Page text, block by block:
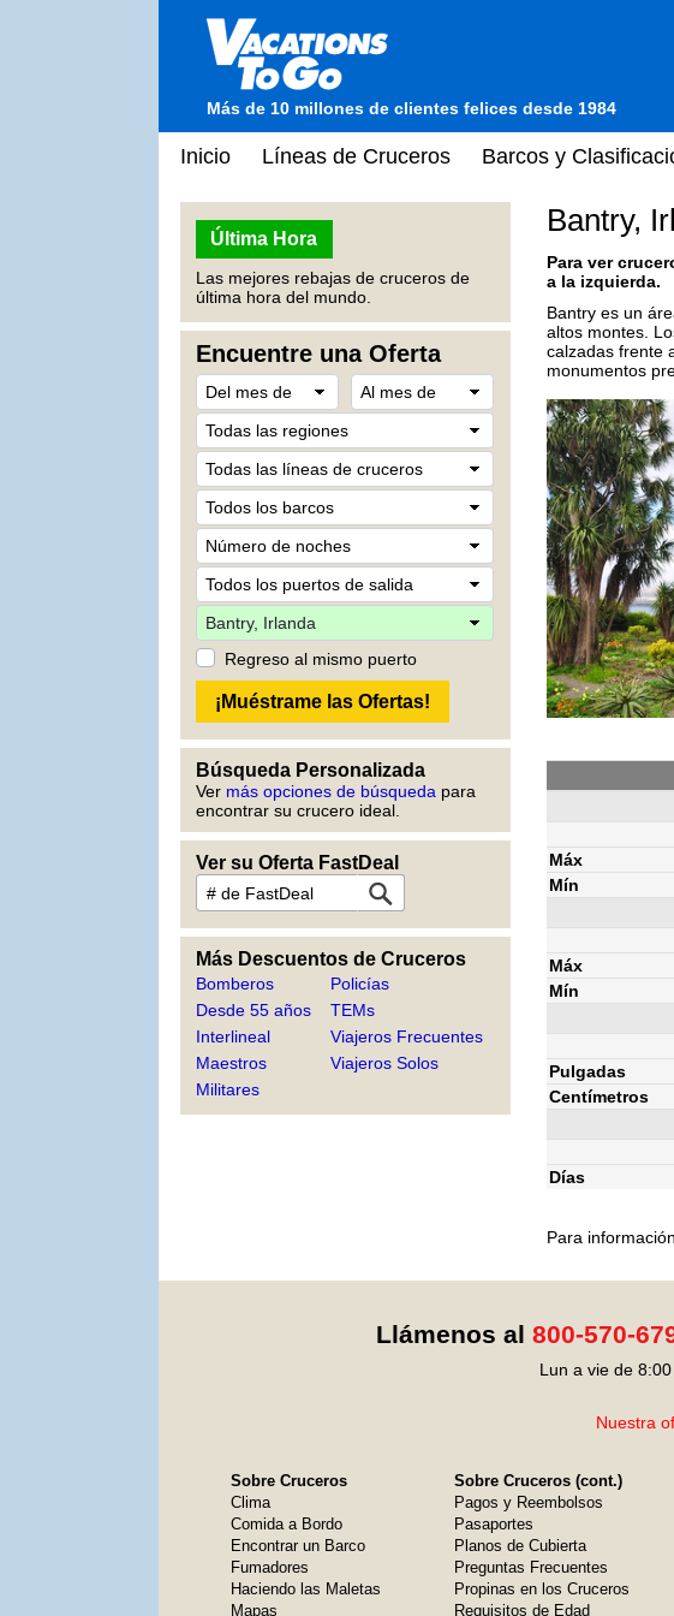
Más de 10 millones de clientes felices desde 1984
Inicio Líneas de Cruceros Barcos y
Última Hora
Las mejores rebajas de cruceros de
última hora del mundo.
Encuentre una Oferta
Regreso al mismo puerto
Búsqueda Personalizada
Ver más opciones de búsqueda para
encontrar su crucero ideal.
Ver su Oferta FastDeal
Más Descuentos de Cruceros
Bomberos
Desde 55 años
Interlineal
Maestros
Militares
Policías
TEMs
Viajeros Frecuentes
Viajeros Solos
Bantry,
Para ver
a la izquierda.
Bantry es un
altos montes.
calzadas frente
monumentos
Máx
Mín
Máx
Mín
Pulgadas
Centímetros
Días
Para
Llámenos al 800-570-
Lun a vie de
Nuestra
Sobre Cruceros
Clima
Comida a Bordo
Encontrar un Barco
Fumadores
Haciendo las Maletas
Mapas
Sobre Cruceros (cont.)
Pagos y Reembolsos
Pasaportes
Planos de Cubierta
Preguntas Frecuentes
Propinas en los Cruceros
Requisitos de Edad